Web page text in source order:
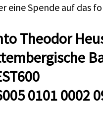
eine Spende auf das
Theodor
0101 0002